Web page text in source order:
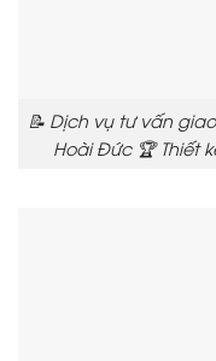
📝 Dịch vụ tư vấn
Hoài Đức 🏆 Thiết